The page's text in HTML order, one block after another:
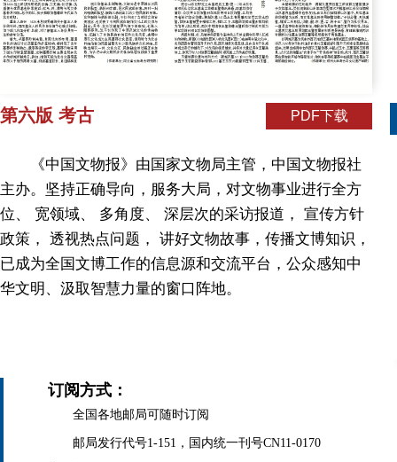
第六版 考古 PDF下载
《中国文物报》由国家文物局主管，中国文物报社
主办。坚持正确导向，服务大局，对文物事业进行全方
位、 宽领域、 多角度、 深层次的采访报道， 宣传方针
政策， 透视热点问题， 讲好文物故事，传播文博知识，
已成为全国文博工作的信息源和交流平台，公众感知中
华文明、汲取智慧力量的窗口阵地。
订阅方式：
全国各地邮局可随时订阅
邮局发行代号1-151，国内统一刊号CN11-0170